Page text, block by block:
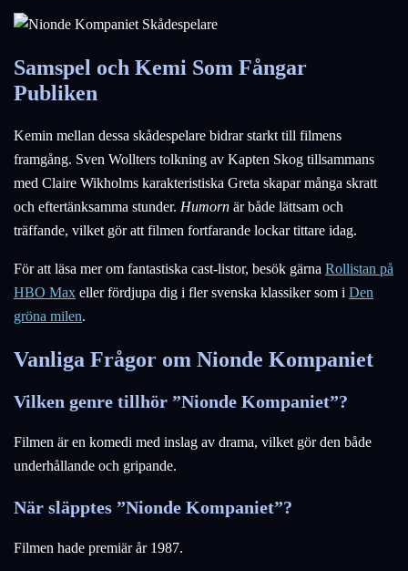
Samspel och Kemi Som Fångar
Publiken
Kemin mellan dessa skådespelare bidrar starkt till filmens
framgång. Sven Wollters tolkning av Kapten Skog tillsammans
med Claire Wikholms karakteristiska Greta skapar många skratt
och eftertänksamma stunder. Humorn är både lättsam och
träffande, vilket gör att filmen fortfarande lockar tittare idag.
För att läsa mer om fantastiska cast-listor, besök gärna Rollistan på
HBO Max eller fördjupa dig i fler svenska klassiker som i Den
gröna milen.
Vanliga Frågor om Nionde Kompaniet
Vilken genre tillhör ”Nionde Kompaniet”?
Filmen är en komedi med inslag av drama, vilket gör den både
underhållande och gripande.
När släpptes ”Nionde Kompaniet”?
Filmen hade premiär år 1987.